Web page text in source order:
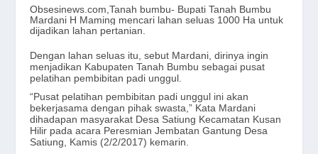
Obsesinews.com,Tanah bumbu- Bupati Tanah Bumbu
Mardani H Maming mencari lahan seluas 1000 Ha untuk
dijadikan lahan pertanian.
Dengan lahan seluas itu, sebut Mardani, dirinya ingin
menjadikan Kabupaten Tanah Bumbu sebagai pusat
pelatihan pembibitan padi unggul.
“Pusat pelatihan pembibitan padi unggul ini akan
bekerjasama dengan pihak swasta,” Kata Mardani
dihadapan masyarakat Desa Satiung Kecamatan Kusan
Hilir pada acara Peresmian Jembatan Gantung Desa
Satiung, Kamis (2/2/2017) kemarin.